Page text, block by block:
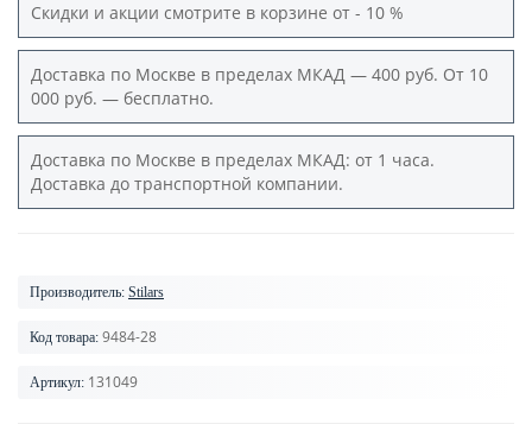
Скидки и акции смотрите в корзине от - 10 %
Доставка по Москве в пределах МКАД — 400 руб. От 10
000 руб. — бесплатно.
Доставка по Москве в пределах МКАД: от 1 часа.
Доставка до транспортной компании.
Производитель: Stilars
Код товара: 9484-28
Артикул: 131049